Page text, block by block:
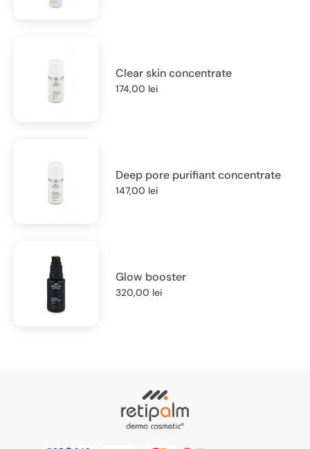
Clear skin concentrate
174,00 lei
Deep pore purifiant concentrate
147,00 lei
Glow booster
320,00 lei